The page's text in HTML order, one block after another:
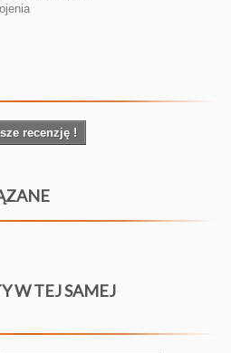
recenzję !
W TEJ SAMEJ